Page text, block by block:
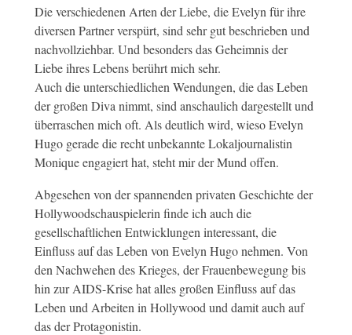
Die verschiedenen Arten der Liebe, die Evelyn für ihre
diversen Partner verspürt, sind sehr gut beschrieben und
nachvollziehbar. Und besonders das Geheimnis der
Liebe ihres Lebens berührt mich sehr.
Auch die unterschiedlichen Wendungen, die das Leben
der großen Diva nimmt, sind anschaulich dargestellt und
überraschen mich oft. Als deutlich wird, wieso Evelyn
Hugo gerade die recht unbekannte Lokaljournalistin
Monique engagiert hat, steht mir der Mund offen.
Abgesehen von der spannenden privaten Geschichte der
Hollywoodschauspielerin finde ich auch die
gesellschaftlichen Entwicklungen interessant, die
Einfluss auf das Leben von Evelyn Hugo nehmen. Von
den Nachwehen des Krieges, der Frauenbewegung bis
hin zur AIDS-Krise hat alles großen Einfluss auf das
Leben und Arbeiten in Hollywood und damit auch auf
das der Protagonistin.